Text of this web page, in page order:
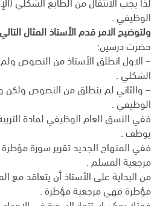
الوظيفي .
ولتوضيح الامر قدم الأستاذ المثال
حضرت درسين:
– الاول انطلق الأستاذ من النصوص
الشكلي .
– والثاني لم ينطلق من النصوص ولكن
الوظيفي .
ففي النسق العام الوظيفي لمادة
يوظف .
ففي المنهاج الجديد تقرير سورة
مرجعية المسلم .
من البداية على الأستاذ أن يتعاقد مع
مؤطرة فهي مرجعية مؤطرة .